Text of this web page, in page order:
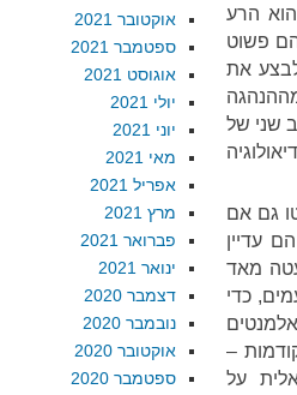
הרע
הם פשוט
את
שני של
גם אם
עדיין
מאד
כדי
–
על
אוקטובר 2021
ספטמבר 2021
אוגוסט 2021
יולי 2021
יוני 2021
מאי 2021
אפריל 2021
מרץ 2021
פברואר 2021
ינואר 2021
דצמבר 2020
נובמבר 2020
אוקטובר 2020
ספטמבר 2020